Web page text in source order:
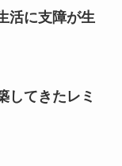
活に支障が生
してきたレミ